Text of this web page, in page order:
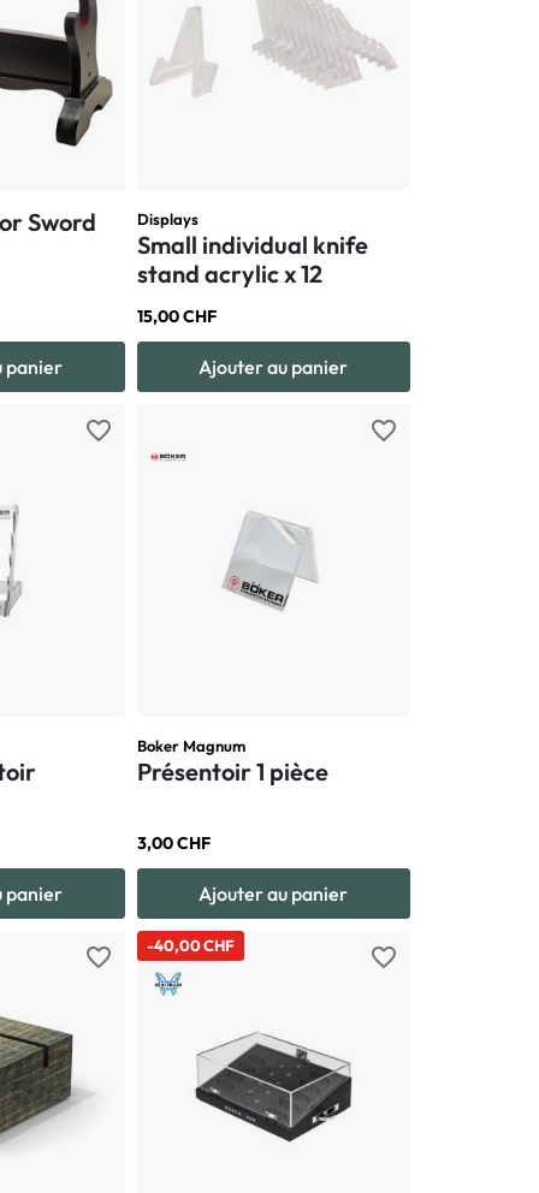
Sword
panier
Displays
Small individual knife
stand acrylic x 12
15,00 CHF
Ajouter au panier
favorite_border
panier
favorite_border
Boker Magnum
Présentoir 1 pièce
3,00 CHF
Ajouter au panier
favorite_border favorite_border
-40,00 CHF